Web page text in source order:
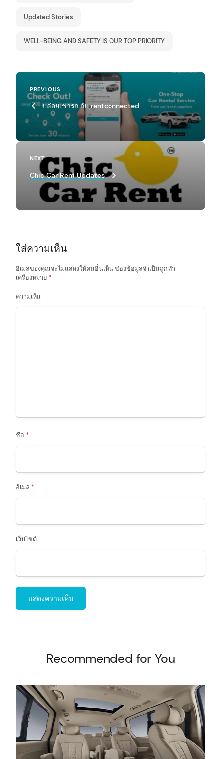
Updated Stories
WELL-BEING AND SAFETY IS OUR TOP PRIORITY
P
s
n
g
o
n
Previous
Post
PREVIOUS
ปล่อยเช่ารถ กับ rentconnected
Next
Post
NEXT
Chic Car Rent Updates
ใส่ความเห็น
อีเมลของคุณจะไม่แสดงให้คนอื่นเห็นช่องข้อมูลจำเป็นถูกทำ
เครื่องหมาย *
ความเห็น
ชื่อ *
อีเมล *
เว็บไซต์
Recommended for You